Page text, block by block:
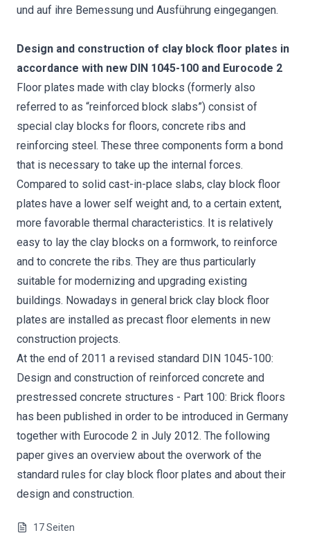
und auf ihre Bemessung und Ausführung eingegangen.
Design and construction of clay block floor plates in
accordance with new DIN 1045-100 and Eurocode 2
Floor plates made with clay blocks (formerly also
referred to as “reinforced block slabs”) consist of
special clay blocks for floors, concrete ribs and
reinforcing steel. These three components form a bond
that is necessary to take up the internal forces.
Compared to solid cast-in-place slabs, clay block floor
plates have a lower self weight and, to a certain extent,
more favorable thermal characteristics. It is relatively
easy to lay the clay blocks on a formwork, to reinforce
and to concrete the ribs. They are thus particularly
suitable for modernizing and upgrading existing
buildings. Nowadays in general brick clay block floor
plates are installed as precast floor elements in new
construction projects.
At the end of 2011 a revised standard DIN 1045-100:
Design and construction of reinforced concrete and
prestressed concrete structures - Part 100: Brick floors
has been published in order to be introduced in Germany
together with Eurocode 2 in July 2012. The following
paper gives an overview about the overwork of the
standard rules for clay block floor plates and about their
design and construction.
17Seiten